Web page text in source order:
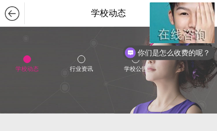
学校动态
学校动态 行业资讯 学校公告
现在有优惠活动么？
化妆要学多久?